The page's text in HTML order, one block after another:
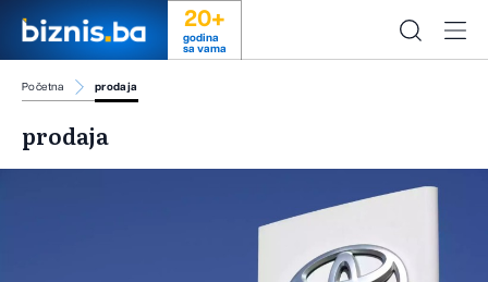
20+
godina
sa vama
Početna prodaja
prodaja